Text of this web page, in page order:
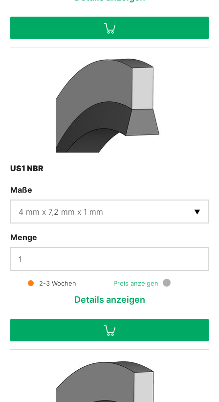
US1 NBR
Maße
Menge
Preis anzeigen i
2-3 Wochen
Details anzeigen